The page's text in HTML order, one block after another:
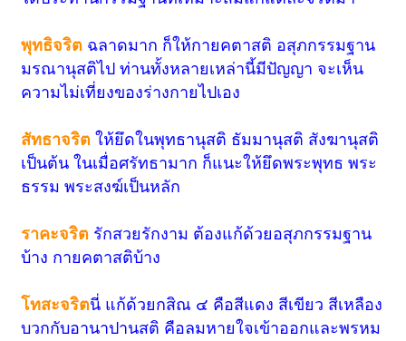
พุทธิจริต ฉลาดมาก ก็ให้กายคตาสติ อสุภกรรมฐาน
มรณานุสติไป ท่านทั้งหลายเหล่านี้มีปัญญา จะเห็น
ความไม่เที่ยงของร่างกายไปเอง
สัทธาจริต ให้ยึดในพุทธานุสติ ธัมมานุสติ สังฆานุสติ
เป็นต้น ในเมื่อศรัทธามาก ก็แนะให้ยึดพระพุทธ พระ
ธรรม พระสงฆ์เป็นหลัก
ราคะจริต รักสวยรักงาม ต้องแก้ด้วยอสุภกรรมฐาน
บ้าง กายคตาสติบ้าง
โทสะจริตนี่ แก้ด้วยกสิณ ๔ คือสีแดง สีเขียว สีเหลือง
บวกกับอานาปานสติ คือลมหายใจเข้าออกและพรหม